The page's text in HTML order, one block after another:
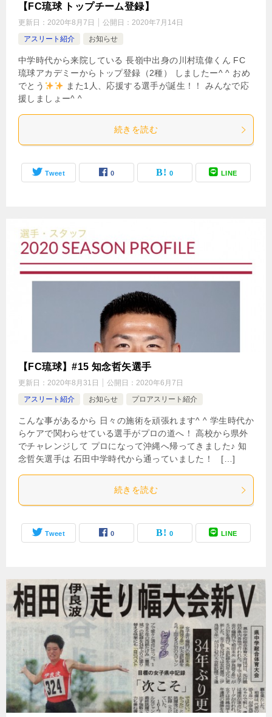
【FC琉球 トップチーム登録】
更新日： 2020年8月7日 公開日： 2020年7月14日
アスリート紹介
お知らせ
中学時代から来院している 長嶺中出身の川村琉偉くん FC
琉球アカデミーからトップ登録（2種） しましたー^ ^ おめ
でとう
また1人、応援する選手が誕生！！ みんなで応
援しましょー^ ^
続きを読む
Tweet 0 0 LINE
【FC琉球】#15 知念哲矢選手
更新日： 2020年8月31日 公開日： 2020年6月7日
アスリート紹介
お知らせ プロアスリート紹介
こんな事があるから 日々の施術を頑張れます^ ^ 学生時代か
らケアで関わらせている選手がプロの道へ！ 高校から県外
でチャレンジして プロになって沖縄へ帰ってきました♪ 知
念哲矢選手は 石田中学時代から通っていました！ […]
続きを読む
Tweet 0 0 LINE